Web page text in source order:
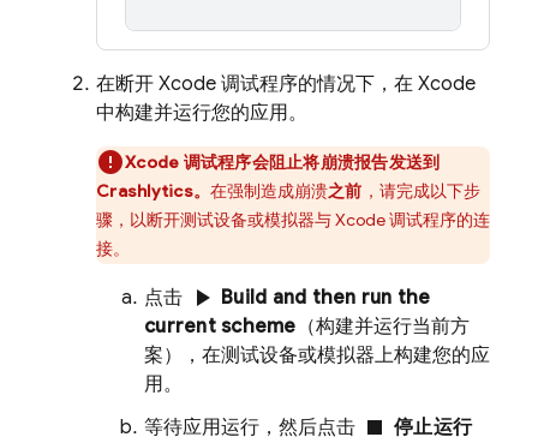
在断开 Xcode 调试程序的情况下，在 Xcode
中构建并运行您的应用。
Xcode 调试程序会阻止将崩溃报告发送到
Crashlytics。 在强制造成崩溃之前 ，请完成以下步
骤，以断开测试设备或模拟器与 Xcode 调试程序的连
接。
点击 play_arrow Build and then run the
current scheme （构建并运行当前方
案），在测试设备或模拟器上构建您的应
用。
等待应用运行，然后点击 stop 停止运行